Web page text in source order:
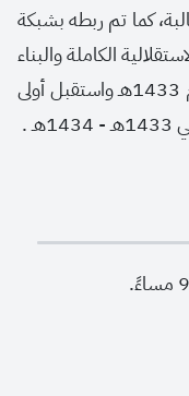
لـ 9000 طالب وطالبة، كما تم ربطه بشبكة
الكاملة والبناء
الهندسي الحديث، تأسس الفرع في العام 1433هـ واستقبل أولى
.